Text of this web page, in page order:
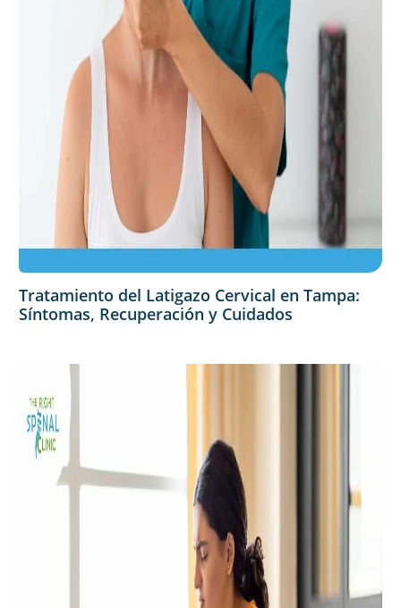
Tratamiento del Latigazo Cervical en Tampa:
Síntomas, Recuperación y Cuidados